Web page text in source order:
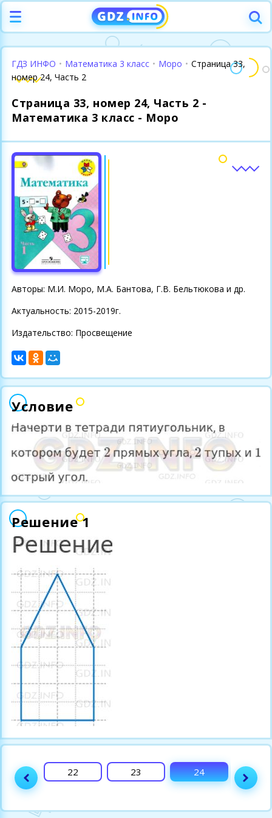
ГДЗ ИНФО • Математика 3 класс • Моро • Страница 33,
номер 24, Часть 2
Страница 33, номер 24, Часть 2 -
Математика 3 класс - Моро
Авторы: М.И. Моро, М.А. Бантова, Г.В. Бельтюкова и др.
Актуальность: 2015-2019г.
Издательство: Просвещение
Условие
Решение 1
21 22 23 24 25